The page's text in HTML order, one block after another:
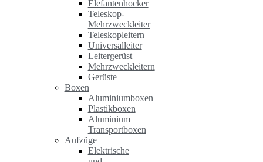
Elefantenhocker
Teleskop-
Mehrzweckleiter
Teleskopleitern
Universalleiter
Leitergerüst
Mehrzweckleitern
Gerüste
Boxen
Aluminiumboxen
Plastikboxen
Aluminium
Transportboxen
Aufzüge
Elektrische